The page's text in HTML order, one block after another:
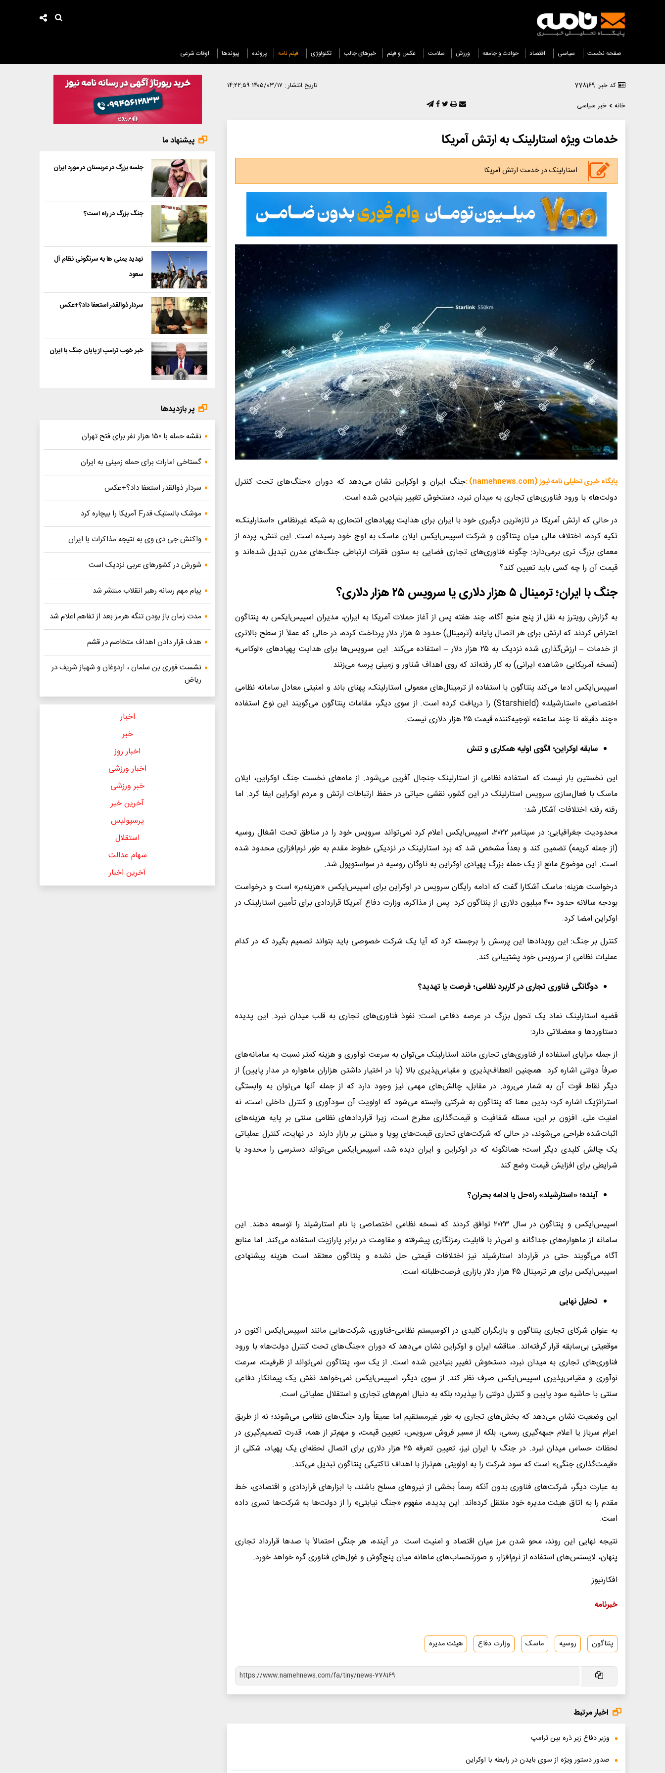
صفحه نخست سیاسی اقتصاد حوادث و جامعه ورزش سلامت عکس و فیلم خبرهای جالب تکنولوژی فیلم نامه پرونده پیوندها اوقات شرعی
کد خبر: 778169 تاریخ انتشار : ۱۴۰۵/۰۳/۱۷ ۱۴:۲۲:۵۹
خانه
خبر سیاسی
خدمات ویژه استارلینک به ارتش آمریکا
استارلینک در خدمت ارتش آمریکا
پایگاه خبری تحلیلی نامه نیوز (namehnews.com) :
جنگ ایران و اوکراین نشان می‌دهد که دوران «جنگ‌های تحت کنترل
دولت‌ها» با ورود فناوری‌های تجاری به میدان نبرد، دستخوش تغییر بنیادین شده است.
در حالی که ارتش آمریکا در تازه‌ترین درگیری خود با ایران برای هدایت پهپادهای انتحاری به شبکه غیرنظامی «استارلینک»
تکیه کرده، اختلاف مالی میان پنتاگون و شرکت اسپیس‌ایکس ایلان ماسک به اوج خود رسیده است. این تنش، پرده از
معمای بزرگ تری برمی‌دارد: چگونه فناوری‌های تجاری فضایی به ستون فقرات ارتباطی جنگ‌های مدرن تبدیل شده‌اند و
قیمت آن را چه کسی باید تعیین کند؟
جنگ با ایران؛ ترمینال ۵ هزار دلاری یا سرویس ۲۵ هزار دلاری؟
به گزارش رویترز به نقل از پنج منبع آگاه، چند هفته پس از آغاز حملات آمریکا به ایران، مدیران اسپیس‌ایکس به پنتاگون
اعتراض کردند که ارتش برای هر اتصال پایانه (ترمینال) حدود ۵ هزار دلار پرداخت کرده، در حالی که عملاً از سطح بالاتری
از خدمات – ارزش‌گذاری شده نزدیک به ۲۵ هزار دلار – استفاده می‌کند. این سرویس‌ها برای هدایت پهپادهای «لوکاس»
(نسخه آمریکایی «شاهد» ایرانی) به کار رفته‌اند که روی اهداف شناور و زمینی پرسه می‌زنند.
اسپیس‌ایکس ادعا می‌کند پنتاگون با استفاده از ترمینال‌های معمولی استارلینک، پهنای باند و امنیتی معادل سامانه نظامی
اختصاصی «استارشیلد» (Starshield) را دریافت کرده است. از سوی دیگر، مقامات پنتاگون می‌گویند این نوع استفاده
«چند دقیقه تا چند ساعته» توجیه‌کننده قیمت ۲۵ هزار دلاری نیست.
سابقه اوکراین؛ الگوی اولیه همکاری و تنش
این نخستین بار نیست که استفاده نظامی از استارلینک جنجال آفرین می‌شود. از ماه‌های نخست جنگ اوکراین، ایلان
ماسک با فعال‌سازی سرویس استارلینک در این کشور، نقشی حیاتی در حفظ ارتباطات ارتش و مردم اوکراین ایفا کرد. اما
رفته رفته اختلافات آشکار شد:
محدودیت جغرافیایی: در سپتامبر ۲۰۲۲، اسپیس‌ایکس اعلام کرد نمی‌تواند سرویس خود را در مناطق تحت اشغال روسیه
(از جمله کریمه) تضمین کند و بعداً مشخص شد که برد استارلینک در نزدیکی خطوط مقدم به طور نرم‌افزاری محدود شده
است. این موضوع مانع از یک حمله بزرگ پهپادی اوکراین به ناوگان روسیه در سواستوپول شد.
درخواست هزینه: ماسک آشکارا گفت که ادامه رایگان سرویس در اوکراین برای اسپیس‌ایکس «هزینه‌بر» است و درخواست
بودجه سالانه حدود ۴۰۰ میلیون دلاری از پنتاگون کرد. پس از مذاکره، وزارت دفاع آمریکا قراردادی برای تأمین استارلینک در
اوکراین امضا کرد.
کنترل بر جنگ: این رویدادها این پرسش را برجسته کرد که آیا یک شرکت خصوصی باید بتواند تصمیم بگیرد که در کدام
عملیات نظامی از سرویس خود پشتیبانی کند.
دوگانگی فناوری تجاری در کاربرد نظامی؛ فرصت یا تهدید؟
قضیه استارلینک نماد یک تحول بزرگ در عرصه دفاعی است: نفوذ فناوری‌های تجاری به قلب میدان نبرد. این پدیده
دستاوردها و معضلاتی دارد:
از جمله مزایای استفاده از فناوری‌های تجاری مانند استارلینک می‌توان به سرعت نوآوری و هزینه کمتر نسبت به سامانه‌های
صرفاً دولتی اشاره کرد. همچنین انعطاف‌پذیری و مقیاس‌پذیری بالا (با در اختیار داشتن هزاران ماهواره در مدار پایین) از
دیگر نقاط قوت آن به شمار می‌رود. در مقابل، چالش‌های مهمی نیز وجود دارد که از جمله آنها می‌توان به وابستگی
استراتژیک اشاره کرد؛ بدین معنا که پنتاگون به شرکتی وابسته می‌شود که اولویت آن سودآوری و کنترل داخلی است، نه
امنیت ملی. افزون بر این، مسئله شفافیت و قیمت‌گذاری مطرح است، زیرا قراردادهای نظامی سنتی بر پایه هزینه‌های
اثبات‌شده طراحی می‌شوند، در حالی که شرکت‌های تجاری قیمت‌های پویا و مبتنی بر بازار دارند. در نهایت، کنترل عملیاتی
یک چالش کلیدی دیگر است؛ همانگونه که در اوکراین و ایران دیده شد، اسپیس‌ایکس می‌تواند دسترسی را محدود یا
شرایطی برای افزایش قیمت وضع کند.
آینده؛ «استارشیلد» راه‌حل یا ادامه بحران؟
اسپیس‌ایکس و پنتاگون در سال ۲۰۲۳ توافق کردند که نسخه نظامی اختصاصی با نام استارشیلد را توسعه دهند. این
سامانه از ماهواره‌های جداگانه و امن‌تر با قابلیت رمزنگاری پیشرفته و مقاومت در برابر پارازیت استفاده می‌کند. اما منابع
آگاه می‌گویند حتی در قرارداد استارشیلد نیز اختلافات قیمتی حل نشده و پنتاگون معتقد است هزینه پیشنهادی
اسپیس‌ایکس برای هر ترمینال ۴۵ هزار دلار بازاری فرصت‌طلبانه است.
تحلیل نهایی
به عنوان شرکای تجاری پنتاگون و بازیگران کلیدی در اکوسیستم نظامی‑فناوری، شرکت‌هایی مانند اسپیس‌ایکس اکنون در
موقعیتی بی‌سابقه قرار گرفته‌اند. مناقشه ایران و اوکراین نشان می‌دهد که دوران «جنگ‌های تحت کنترل دولت‌ها» با ورود
فناوری‌های تجاری به میدان نبرد، دستخوش تغییر بنیادین شده است. از یک سو، پنتاگون نمی‌تواند از ظرفیت، سرعت
نوآوری و مقیاس‌پذیری اسپیس‌ایکس صرف نظر کند. از سوی دیگر، اسپیس‌ایکس نمی‌خواهد نقش یک پیمانکار دفاعی
سنتی با حاشیه سود پایین و کنترل دولتی را بپذیرد؛ بلکه به دنبال اهرم‌های تجاری و استقلال عملیاتی است.
این وضعیت نشان می‌دهد که بخش‌های تجاری به طور غیرمستقیم اما عمیقاً وارد جنگ‌های نظامی می‌شوند؛ نه از طریق
اعزام سرباز یا اعلام جبهه‌گیری رسمی، بلکه از مسیر فروش سرویس، تعیین قیمت، و مهم‌تر از همه، قدرت تصمیم‌گیری در
لحظات حساس میدان نبرد. در جنگ با ایران نیز، تعیین تعرفه ۲۵ هزار دلاری برای اتصال لحظه‌ای یک پهپاد، شکلی از
«قیمت‌گذاری جنگی» است که سود شرکت را به اولویتی هم‌تراز با اهداف تاکتیکی پنتاگون تبدیل می‌کند.
به عبارت دیگر، شرکت‌های فناوری بدون آنکه رسماً بخشی از نیروهای مسلح باشند، با ابزارهای قراردادی و اقتصادی، خط
مقدم را به اتاق هیئت مدیره خود منتقل کرده‌اند. این پدیده، مفهوم «جنگ نیابتی» را از دولت‌ها به شرکت‌ها تسری داده
است.
نتیجه نهایی این روند، محو شدن مرز میان اقتصاد و امنیت است. در آینده، هر جنگی احتمالاً با صدها قرارداد تجاری
پنهان، لایسنس‌های استفاده از نرم‌افزار، و صورتحساب‌های ماهانه میان پنج‌گوش و غول‌های فناوری گره خواهد خورد.
افکارنیوز
خبرنامه
پنتاگون روسیه ماسک وزارت دفاع هیئت مدیره
اخبار مرتبط
وزیر دفاع زیر ذره بین ترامپ
صدور دستور ویژه از سوی بایدن در رابطه با اوکراین
پیشنهاد ما
جلسه بزرگ در عربستان در مورد ایران
جنگ بزرگ در راه است؟
تهدید یمنی ها به سرنگونی نظام آل
سعود
سردار ذوالقدر استعفا داد؟+عکس
خبر خوب ترامپ از پایان جنگ با ایران
پر بازدیدها
نقشه حمله با ۱۵۰ هزار نفر برای فتح تهران
گستاخی امارات برای حمله زمینی به ایران
سردار ذوالقدر استعفا داد؟+عکس
موشک بالستیک قدرF آمریکا را بیچاره کرد
واکنش جی دی وی به نتیجه مذاکرات با ایران
شورش در کشورهای عربی نزدیک است
پیام مهم رسانه رهبر انقلاب منتشر شد
مدت زمان باز بودن تنگه هرمز بعد از تفاهم اعلام شد
هدف قرار دادن اهداف متخاصم در قشم
نشست فوری بن سلمان ، اردوغان و شهباز شریف در
ریاض
اخبار
خبر
اخبار روز
اخبار ورزشی
خبر ورزشی
آخرین خبر
پرسپولیس
استقلال
سهام عدالت
آخرین اخبار